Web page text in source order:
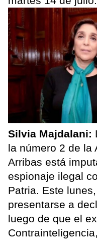
Silvia Majdalani:
la número 2 de la
Arribas está
espionaje ilegal
Patria. Este
presentarse a
luego de que el